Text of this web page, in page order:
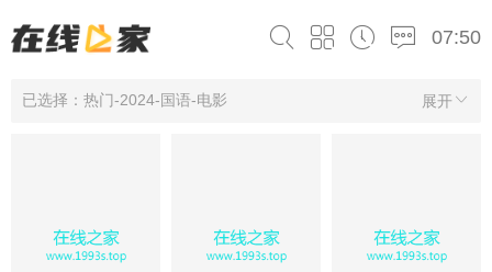
07:50
展开
已选择：热门-2024-国语-电影